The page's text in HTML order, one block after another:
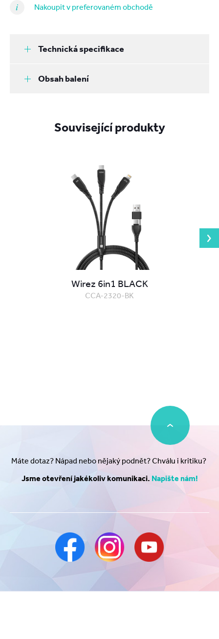
Nakoupit v preferovaném obchodě
Technická specifikace
Obsah balení
Související produkty
Wirez 6in1 BLACK
CCA-2320-BK
Máte dotaz? Nápad nebo nějaký podnět? Chválu i kritiku?
Jsme otevření jakékoliv komunikaci. Napište nám!